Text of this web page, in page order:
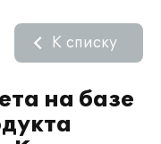
на базе
К списку